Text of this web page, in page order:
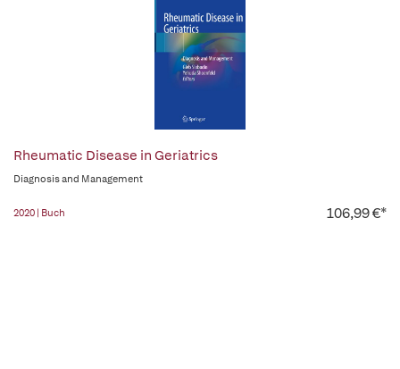
Rheumatic Disease in Geriatrics
Diagnosis and Management
2020 | Buch 106,99 €*